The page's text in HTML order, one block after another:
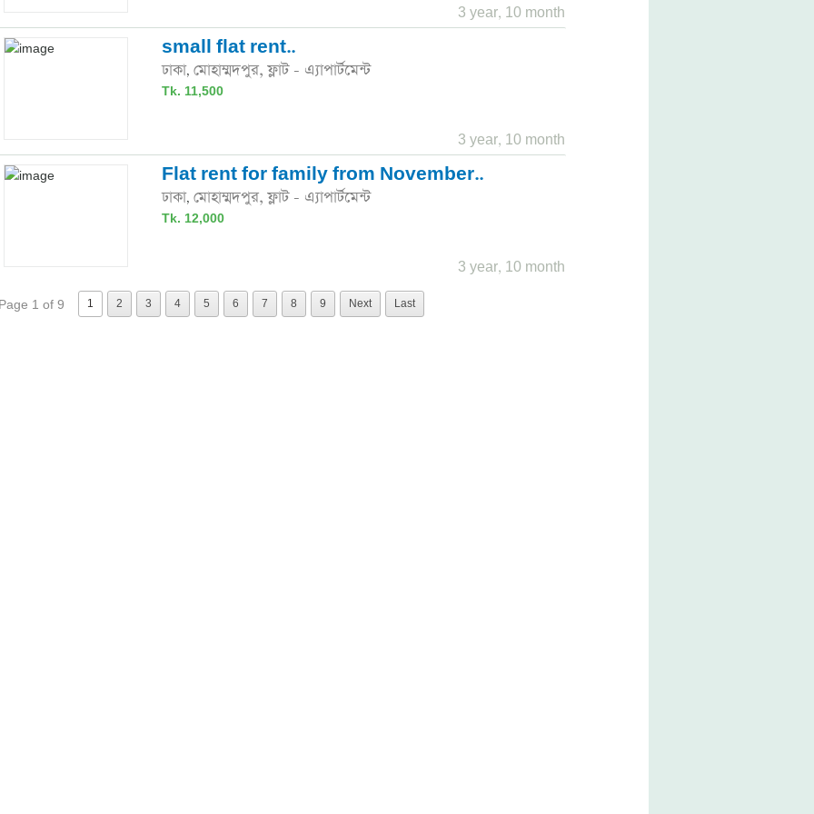
3 year, 10 month
small flat rent..
ঢাকা, মোহাম্মদপুর, ফ্লাট - এ্যাপার্টমেন্ট
Tk. 11,500
3 year, 10 month
Flat rent for family from November..
ঢাকা, মোহাম্মদপুর, ফ্লাট - এ্যাপার্টমেন্ট
Tk. 12,000
3 year, 10 month
Page 1 of 9 1 2 3 4 5 6 7 8 9 Next Last